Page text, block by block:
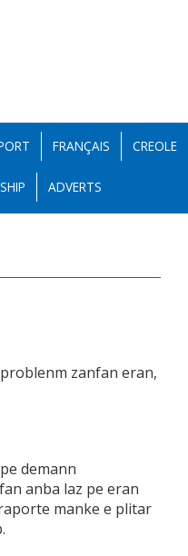
FRANÇAIS CREOLE
ADVERTS
zanfan eran,
demann
anba laz pe eran
manke e plitar